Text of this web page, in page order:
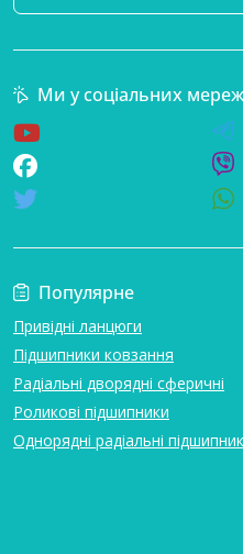
Популярне
Привідні ланцюги
Підшипники ковзання
Радіальні дворядні сферичні
Роликові підшипники
Однорядні радіальні
Ми у соціальних